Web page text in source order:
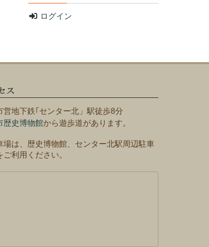
ログイン
ス
営地下鉄｢センター北」駅徒歩8分
歴史博物館から遊歩道があります。
は、歴史博物館、センター北駅周辺駐車
ご利用ください。